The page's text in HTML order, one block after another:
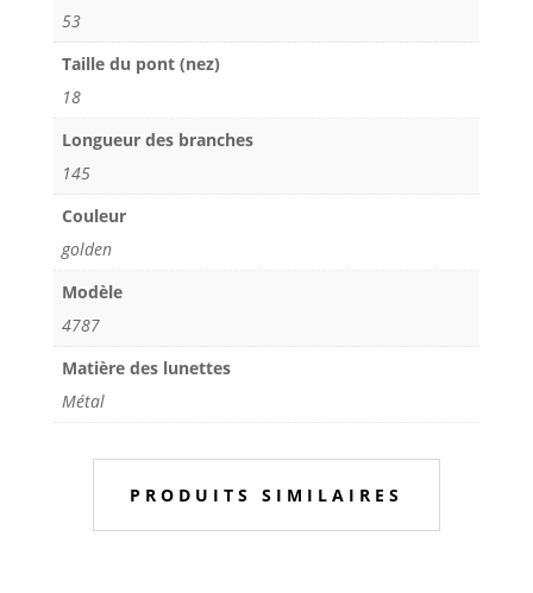
53
Taille du pont (nez)
18
Longueur des branches
145
Couleur
golden
Modèle
4787
Matière des lunettes
Métal
PRODUITS SIMILAIRES